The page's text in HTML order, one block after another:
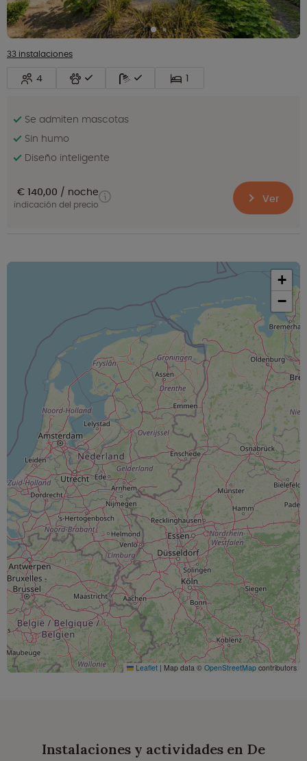
33 instalaciones
4 1
Se admiten mascotas
Sin humo
Diseño inteligente
€ 140,00 noche
indicación del precio Ver
+
−
Leaflet | Map data © OpenStreetMap contributors
Instalaciones y actividades en De